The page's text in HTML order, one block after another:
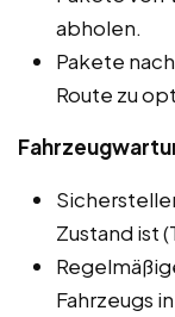
abholen.
Pakete
Route zu
Zustand ist
Fahrzeugs